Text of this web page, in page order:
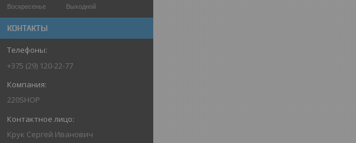
Воскресенье
Выходной
КОНТАКТЫ
+375 (29) 120-22-77
220SHOP
Крук Сергей Иванович